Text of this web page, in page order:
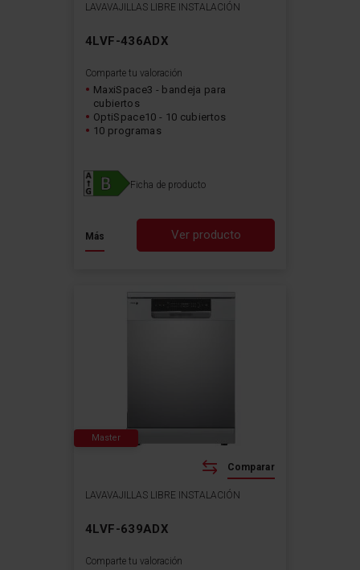
LAVAVAJILLAS LIBRE INSTALACIÓN
4LVF-436ADX
Ver producto
Más
Comparte tu valoración
MaxiSpace3 - bandeja para
cubiertos
OptiSpace10 - 10 cubiertos
10 programas
Ficha de producto
LAVAVAJILLAS LIBRE INSTALACIÓN
4LVF-639ADX
Comparte tu valoración
Comparar
Master